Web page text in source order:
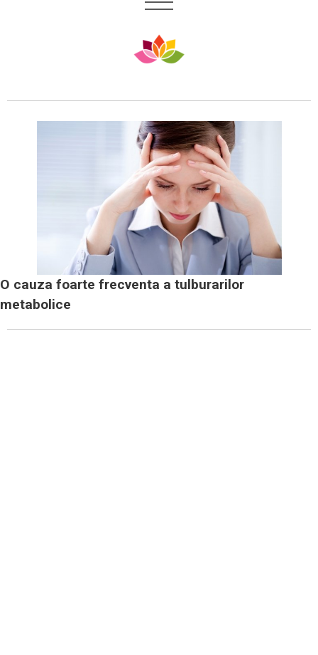
O cauza foarte frecventa a tulburarilor
metabolice